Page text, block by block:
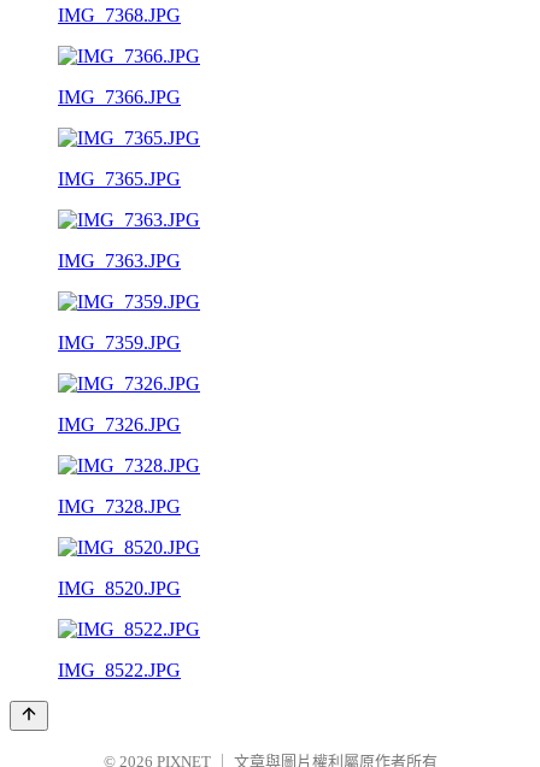
IMG_7368.JPG
IMG_7366.JPG
IMG_7365.JPG
IMG_7363.JPG
IMG_7359.JPG
IMG_7326.JPG
IMG_7328.JPG
IMG_8520.JPG
IMG_8522.JPG
© 2026 PIXNET 文章與圖片權利屬原作者所有